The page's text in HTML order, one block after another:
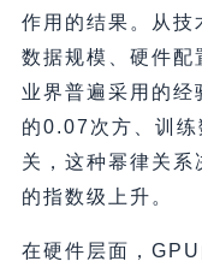
作用的结果。从技
数据规模、硬件配
业界普遍采用的经
的0.07次方、训
关，这种幂律关系
的指数级上升。
在硬件层面，